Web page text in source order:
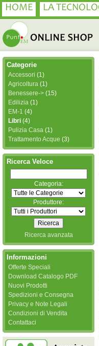
HOME LA
Categorie
Accessori (1)
Agricoltura (1)
Benessere-> (15)
Edilizia (1)
EM-1 (4)
Libri (4)
Pulizia Casa (1)
Trattamento Acque (3)
Ricerca Veloce
Categoria:
Produttore:
Ricerca avanzata
Informazioni
Offerte Speciali
Download Catalogo PDF
Nuovi Prodotti
Spedizioni e Consegna
Privacy e Note Legali
Condizioni di Vendita
Contattaci